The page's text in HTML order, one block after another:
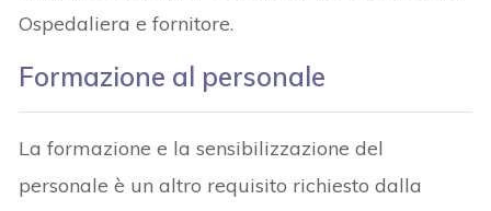
Ospedaliera e fornitore.
Formazione al personale
La formazione e la sensibilizzazione del
personale è un altro requisito richiesto dalla